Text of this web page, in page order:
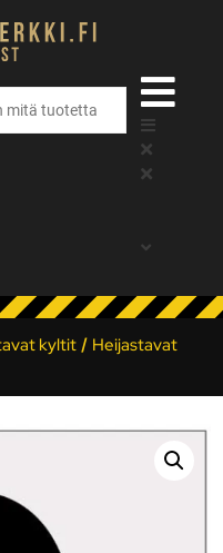
kyltit / Heijastavat